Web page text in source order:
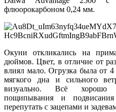
флюорокарбоном 0,24 мм.
Окуни откликались на
дюймов. Цвет, в отличие от
влиял мало. Огрузка была от
мягкого дна и сильного
визуально. Всё хорошо
пощипывания и
перепутать с зацепами и